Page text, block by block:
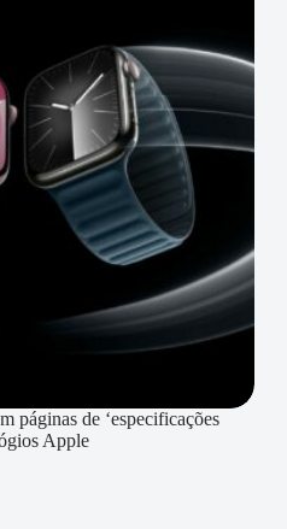
páginas de ‘especificações
Apple